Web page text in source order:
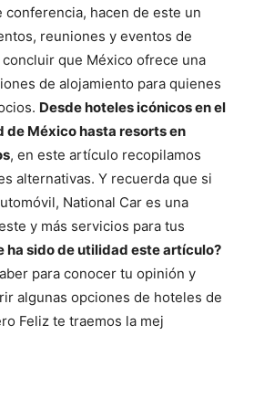
conferencia, hacen de este un
reuniones y eventos de
que México ofrece una
de alojamiento para quienes
Desde hoteles icónicos en el
de México hasta resorts en
, en este artículo recopilamos
alternativas. Y recuerda que si
National Car es una
y más servicios para tus
ha sido de utilidad este artículo?
para conocer tu opinión y
algunas opciones de hoteles de
Feliz te traemos la mej